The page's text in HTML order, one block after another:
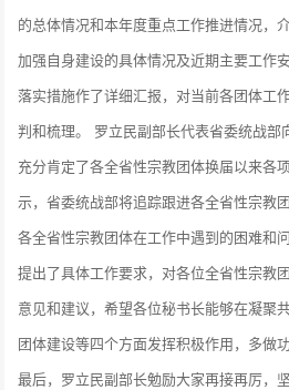
的总体情况和本年度重点工作推进情况，
加强自身建设的具体情况及近期主要工作
落实措施作了详细汇报，对当前各团体工
判和梳理。 罗立民副部长代表省委统战
充分肯定了各全省性宗教团体换届以来各
示，省委统战部将追踪跟进各全省性宗教
各全省性宗教团体在工作中遇到的困难和
提出了具体工作要求，对各位全省性宗教
意见和建议，希望各位秘书长能够在凝聚
团体建设等四个方面发挥积极作用，多做
最后，罗立民副部长勉励大家再接再厉，